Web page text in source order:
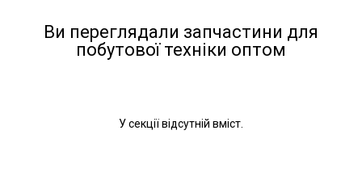
Ви переглядали запчастини для
побутової техніки оптом
У секції відсутній вміст.